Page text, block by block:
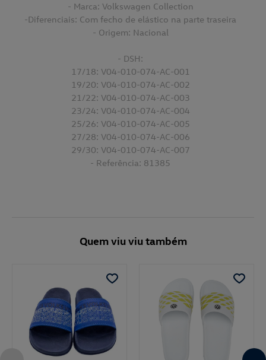
- Marca: Volkswagen Collection
-Diferenciais: Com fecho de elástico na parte traseira
- Origem: Nacional
- DSH:
17/18: V04-010-074-AC-001
19/20: V04-010-074-AC-002
21/22: V04-010-074-AC-003
23/24: V04-010-074-AC-004
25/26: V04-010-074-AC-005
27/28: V04-010-074-AC-006
29/30: V04-010-074-AC-007
- Referência: 81385
Quem viu viu também